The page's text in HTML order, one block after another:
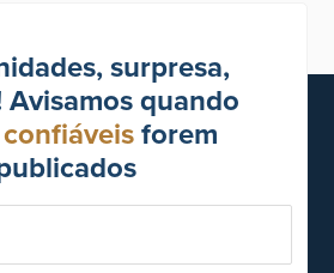
surpresa,
Avisamos quando
forem